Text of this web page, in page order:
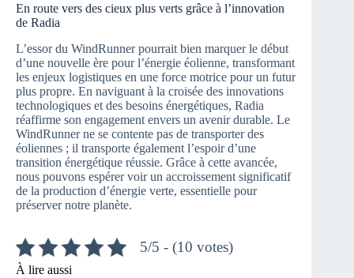
En route vers des cieux plus verts grâce à l’innovation
de Radia
L’essor du WindRunner pourrait bien marquer le début
d’une nouvelle ère pour l’énergie éolienne, transformant
les enjeux logistiques en une force motrice pour un futur
plus propre. En naviguant à la croisée des innovations
technologiques et des besoins énergétiques, Radia
réaffirme son engagement envers un avenir durable. Le
WindRunner ne se contente pas de transporter des
éoliennes ; il transporte également l’espoir d’une
transition énergétique réussie. Grâce à cette avancée,
nous pouvons espérer voir un accroissement significatif
de la production d’énergie verte, essentielle pour
préserver notre planète.
5/5 - (10 votes)
À lire aussi